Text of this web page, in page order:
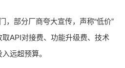
，部分厂商夸大宣传，声称“低价”
API对接费、功能升级费、技术
远超预算。